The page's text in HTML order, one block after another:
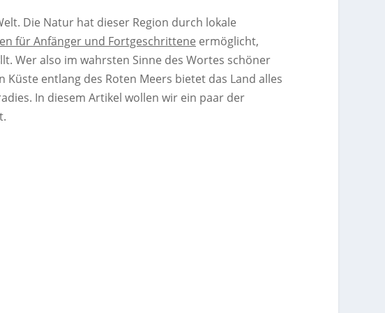
Die Natur hat dieser Region durch lokale
für Anfänger und Fortgeschrittene ermöglicht,
Wer also im wahrsten Sinne des Wortes schöner
entlang des Roten Meers bietet das Land alles
In diesem Artikel wollen wir ein paar der